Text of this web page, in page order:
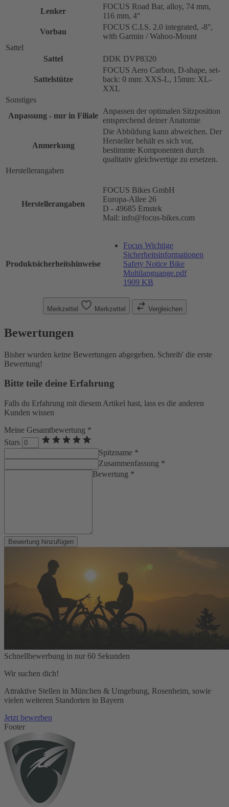
Lenker
FOCUS Road Bar, alloy, 74 mm,
116 mm, 4°
Vorbau
FOCUS C.I.S. 2.0 integrated, -8°,
with Garmin / Wahoo-Mount
Sattel
Sattel
DDK DVP8320
Sattelstütze
FOCUS Aero Carbon, D-shape, set-
back: 0 mm: XXS-L, 15mm: XL-
XXL
Sonstiges
Anpassung - nur in Filiale
Anpassen der optimalen Sitzposition
entsprechend deiner Anatomie
Anmerkung
Die Abbildung kann abweichen. Der
Hersteller behält es sich vor,
bestimmte Komponenten durch
qualitativ gleichwertige zu ersetzen.
Herstellerangaben
Herstellerangaben
FOCUS Bikes GmbH
Europa-Allee 26
D - 49685 Emstek
Mail: info@focus-bikes.com
Produktsicherheitshinweise
Focus Wichtige
Sicherheitsinformationen
Safety Notice Bike
Multilanguange.pdf
1909 KB
Merkzettel Merkzettel Vergleichen
Bewertungen
Bisher wurden keine Bewertungen abgegeben. Schreib' die erste
Bewertung!
Bitte teile deine Erfahrung
Falls du Erfahrung mit diesem Artikel hast, lass es die anderen
Kunden wissen
Meine Gesamtbewertung *
Stars
Spitzname *
Zusammenfassung *
Bewertung *
Bewertung hinzufügen
Schnellbewerbung in nur 60 Sekunden
Wir suchen dich!
Attraktive Stellen in München & Umgebung, Rosenheim, sowie
vielen weiteren Standorten in Bayern
Jetzt bewerben
Footer